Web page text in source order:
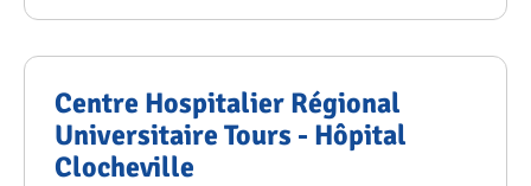
Centre Hospitalier Régional
Universitaire Tours - Hôpital
Clocheville